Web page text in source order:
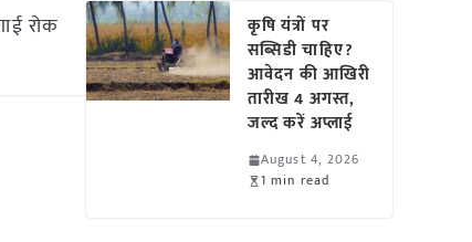
रोक
कृषि यंत्रों पर
सब्सिडी चाहिए?
आवेदन की आखिरी
तारीख 4 अगस्त,
जल्द करें अप्लाई
August 4, 2026
1 min read